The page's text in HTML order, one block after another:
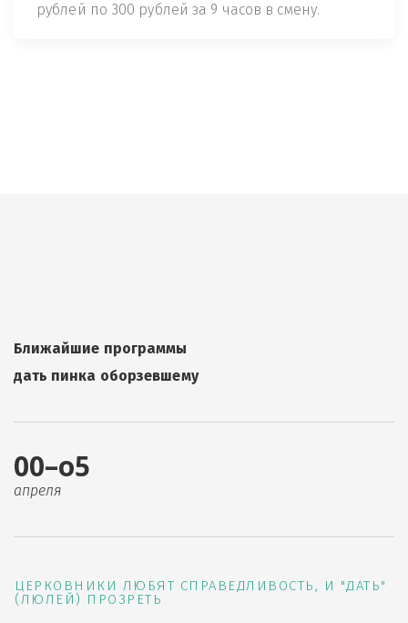
рублей по 300 рублей за 9 часов в смену.
Ближайшие программы
дать пинка оборзевшему
00–о5
апреля
ЦЕРКОВНИКИ ЛЮБЯТ СПРАВЕДЛИВОСТЬ, И "ДАТЬ"
(ЛЮЛЕЙ) ПРОЗРЕТЬ